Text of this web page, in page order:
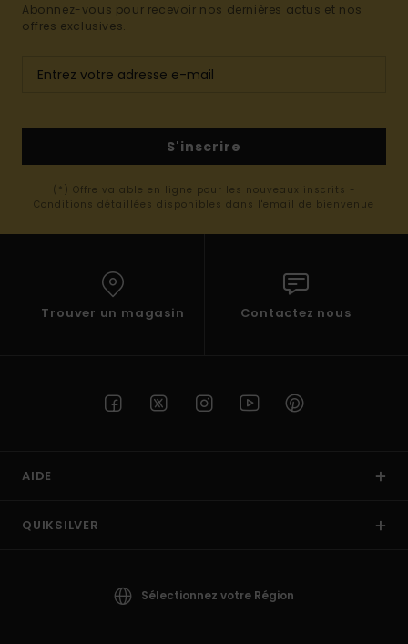
Abonnez-vous pour recevoir nos dernières actus et nos
offres exclusives.
S'inscrire
(*) Offre valable en ligne pour les nouveaux inscrits -
Conditions détaillées disponibles dans l'email de bienvenue
Trouver un magasin Contactez nous
AIDE
QUIKSILVER
Sélectionnez votre Région